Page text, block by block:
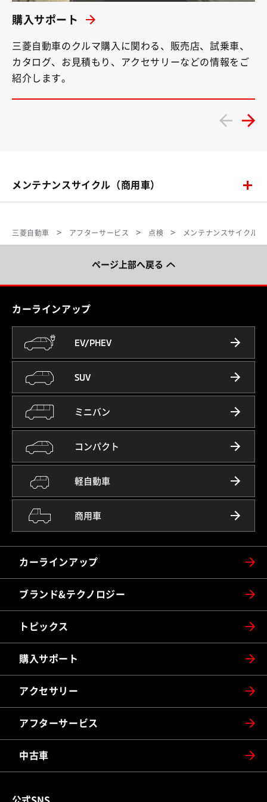
購入サポート
三菱自動車のクルマ購入に関わる、販売店、試乗車、
カタログ、お見積もり、アクセサリーなどの情報をご
紹介します。
メンテナンスサイクル（商用車）
三菱自動車 アフターサービス 点検 メンテナンスサイクル
ページ上部へ戻る
カーラインアップ
EV/PHEV
SUV
ミニバン
コンパクト
軽自動車
商用車
カーラインアップ
ブランド&テクノロジー
トピックス
購入サポート
アクセサリー
アフターサービス
中古車